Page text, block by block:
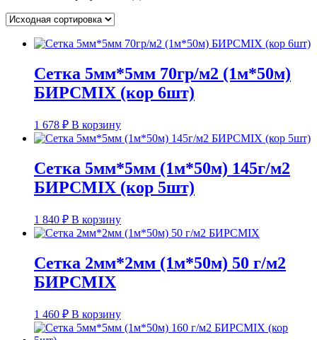
Сетка 5мм*5мм 70гр/м2 (1м*50м)
БИРСMIX (кор 6шт)
1 678 ₽ В корзину
Сетка 5мм*5мм (1м*50м) 145г/м2
БИРСMIX (кор 5шт)
1 840 ₽ В корзину
Сетка 2мм*2мм (1м*50м) 50 г/м2
БИРСMIX
1 460 ₽ В корзину